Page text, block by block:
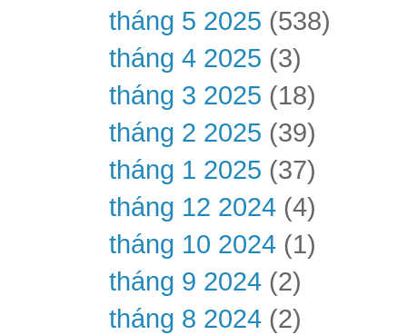
tháng 5 2025 (538)
tháng 4 2025 (3)
tháng 3 2025 (18)
tháng 2 2025 (39)
tháng 1 2025 (37)
tháng 12 2024 (4)
tháng 10 2024 (1)
tháng 9 2024 (2)
tháng 8 2024 (2)